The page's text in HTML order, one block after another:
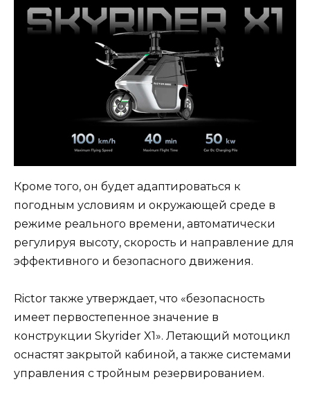
Кроме того, он будет адаптироваться к
погодным условиям и окружающей среде в
режиме реального времени, автоматически
регулируя высоту, скорость и направление для
эффективного и безопасного движения.
Rictor также утверждает, что «безопасность
имеет первостепенное значение в
конструкции Skyrider X1». Летающий мотоцикл
оснастят закрытой кабиной, а также системами
управления с тройным резервированием.